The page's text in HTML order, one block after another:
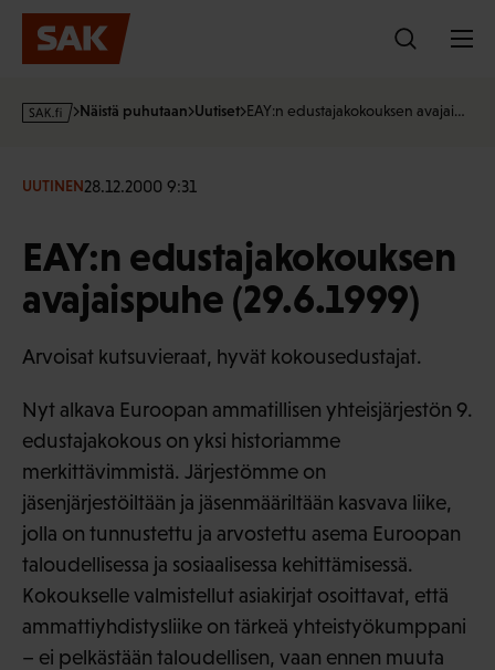
Hyppää
sisältöön
s
·
Näistä puhutaan Uutiset EAY:n edustajakokouksen avajai…
UUTINEN28.12.2000 9:31
EAY:n edustajakokouksen
avajaispuhe (29.6.1999)
Arvoisat kutsuvieraat, hyvät kokousedustajat.
Nyt alkava Euroopan ammatillisen yhteisjärjestön 9.
edustajakokous on yksi historiamme
merkittävimmistä. Järjestömme on
jäsenjärjestöiltään ja jäsenmääriltään kasvava liike,
jolla on tunnustettu ja arvostettu asema Euroopan
taloudellisessa ja sosiaalisessa kehittämisessä.
Kokoukselle valmistellut asiakirjat osoittavat, että
ammattiyhdistysliike on tärkeä yhteistyökumppani
– ei pelkästään taloudellisen, vaan ennen muuta